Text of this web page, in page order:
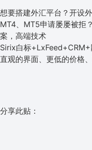
想要搭建外汇平台？开设
MT4、MT5申请屡屡被拒
案，高端技术
Sirix白标
直观的界面、更低的价格
分享此贴：